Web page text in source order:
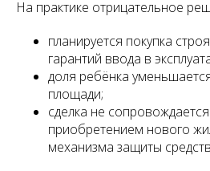
На практике отрицательное
планируется покупка
гарантий ввода в
доля ребёнка
площади;
сделка не
приобретением нового
механизма защиты средств